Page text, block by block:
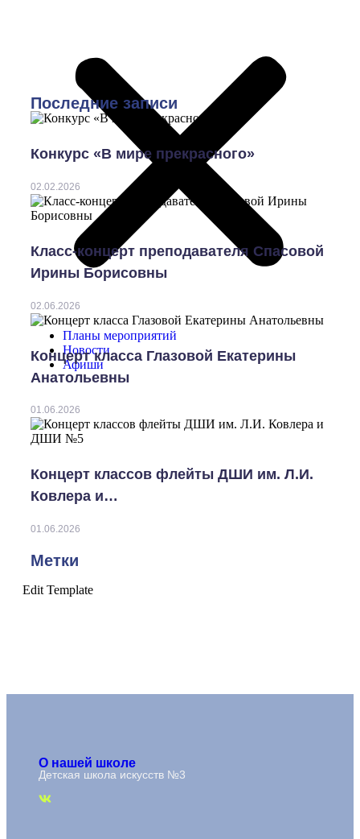
Планы мероприятий
Новости
Афиши
Последние записи
Конкурс «В мире прекрасного»
02.02.2026
Класс-концерт преподавателя Спасовой
Ирины Борисовны
02.06.2026
Концерт класса Глазовой Екатерины
Анатольевны
01.06.2026
Концерт классов флейты ДШИ им. Л.И.
Ковлера и…
01.06.2026
Метки
Edit Template
О нашей школе
Детская школа искусств №3